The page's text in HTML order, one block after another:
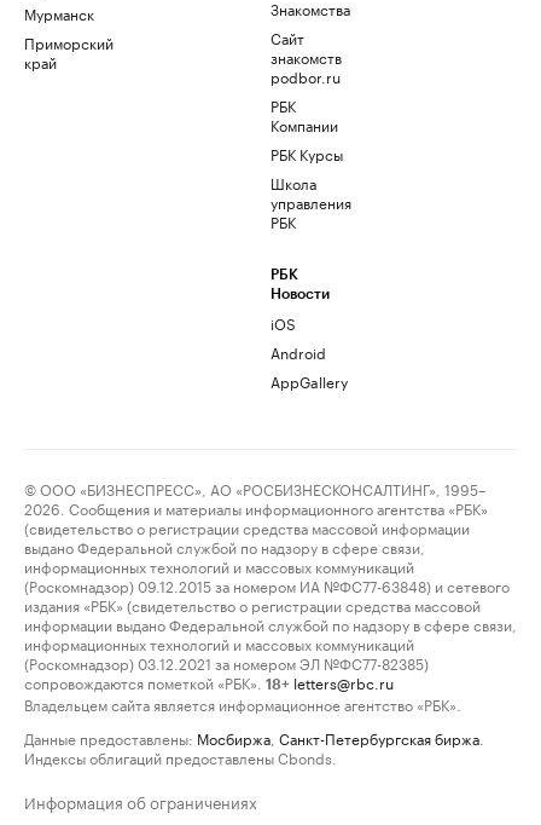
Мурманск
Приморский
край
Знакомства
Сайт
знакомств
podbor.ru
РБК
Компании
РБК Курсы
Школа
управления
РБК
РБК
Новости
iOS
Android
AppGallery
© ООО «БИЗНЕСПРЕСС», АО «РОСБИЗНЕСКОНСАЛТИНГ», 1995–
2026. Сообщения и материалы информационного агентства «РБК»
(свидетельство о регистрации средства массовой информации
выдано Федеральной службой по надзору в сфере связи,
информационных технологий и массовых коммуникаций
(Роскомнадзор) 09.12.2015 за номером ИА №ФС77-63848) и сетевого
издания «РБК» (свидетельство о регистрации средства массовой
информации выдано Федеральной службой по надзору в сфере связи,
информационных технологий и массовых коммуникаций
(Роскомнадзор) 03.12.2021 за номером ЭЛ №ФС77-82385)
сопровождаются пометкой «РБК».
18+ letters@rbc.ru
Владельцем сайта является информационное агентство «РБК».
Данные предоставлены: Мосбиржа Санкт-Петербургская биржа
Индексы облигаций предоставлены Cbonds.
Информация об ограничениях